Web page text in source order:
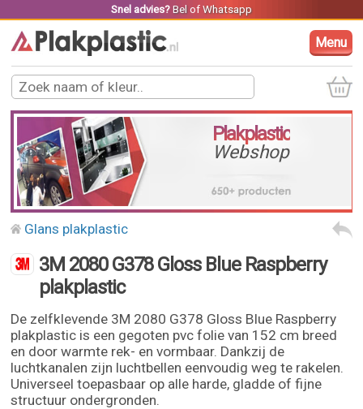
Snel advies? Belof Whatsapp
Menu
Plakplastic
Webshop
Glans plakplastic
3M 2080 G378 Gloss Blue Raspberry
plakplastic
De zelfklevende 3M 2080 G378 Gloss Blue Raspberry
plakplastic is een gegoten pvc folie van 152 cm breed
en door warmte rek- en vormbaar. Dankzij de
luchtkanalen zijn luchtbellen eenvoudig weg te rakelen.
Universeel toepasbaar op alle harde, gladde of fijne
structuur ondergronden.